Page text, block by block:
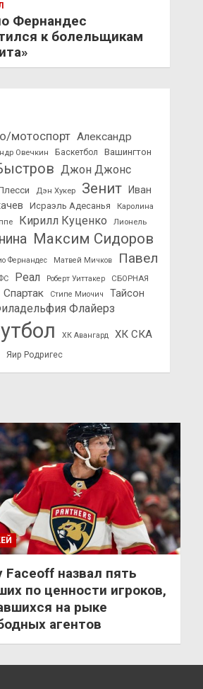
Фернандес
к болельщикам
мотоспорт Александр
Овечкин Баскетбол
Вашингтон
Джон Джонс
Дэн Хукер Зенит
Иван
Исраэль Адесанья
Каролина
Кирилл Куценко
Лионель
Максим Сидоров
Фернандес Матвей Мичков
Павел
Реал Роберт Уиттакер
СБОРНАЯ
Спартак Стипе Миочич
Тайсон
Флайерз
ХК Авангард ХК СКА
Яир Родригес
Faceoff назвал пять
по ценности игроков,
на рыке
агентов